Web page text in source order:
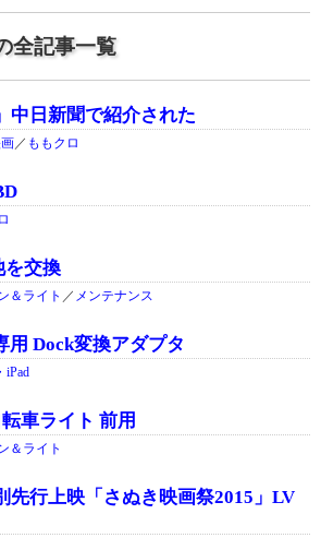
全記事一覧
中日新聞で紹介された
／ ももクロ
を交換
＆ライト ／ メンテナンス
用 Dock変換アダプタ
iPad
車ライト 前用
＆ライト
先行上映「さぬき映画祭2015」LV